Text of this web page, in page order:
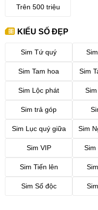
Trên 500 triệu
KIỂU SỐ ĐẸP
Sim Tứ quý
Sim Tam hoa Sim
Sim Lộc phát
Sim trả góp
Sim Lục quý giữa Sim
Sim VIP Sim
Sim Tiến lên
Sim Số độc